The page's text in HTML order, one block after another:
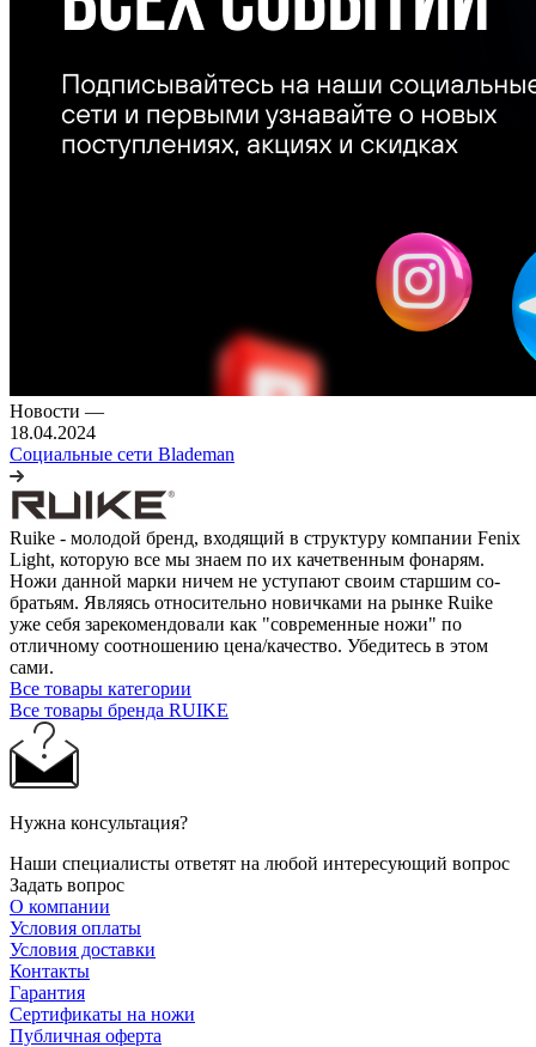
Новости —
18.04.2024
Социальные сети Blademan
Ruike - молодой бренд, входящий в структуру компании Fenix
Light, которую все мы знаем по их качетвенным фонарям.
Ножи данной марки ничем не уступают своим старшим со-
братьям. Являясь относительно новичками на рынке Ruike
уже себя зарекомендовали как "современные ножи" по
отличному соотношению цена/качество. Убедитесь в этом
сами.
Все товары категории
Все товары бренда RUIKE
Нужна консультация?
Наши специалисты ответят на любой интересующий вопрос
Задать вопрос
О компании
Условия оплаты
Условия доставки
Контакты
Гарантия
Сертификаты на ножи
Публичная оферта